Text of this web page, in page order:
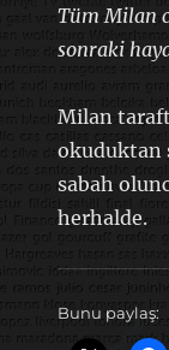
Tüm Milan
sonraki
Milan
okuduktan
sabah
herhalde.
Bunu paylaş: